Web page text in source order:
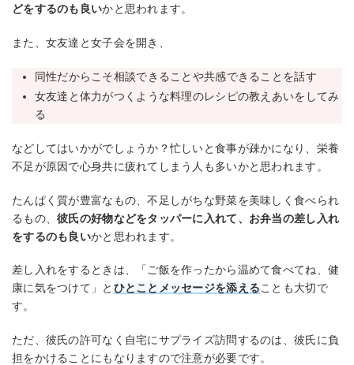
どをするのも良いかと思われます。
また、女友達と女子会を開き、
同性だからこそ相談できることや共感できることを話す
女友達と体力がつくような料理のレシピの教えあいをしてみ
る
などしてはいかがでしょうか？忙しいと食事が疎かになり、栄養
不足が原因で心身共に疲れてしまう人も多いかと思われます。
たんぱく質が豊富なもの、不足しがちな野菜を美味しく食べられ
るもの、彼氏の好物などをタッパーに入れて、お弁当の差し入れ
をするのも良いかと思われます。
差し入れをするときは、「ご飯を作ったから温めて食べてね、健
康に気をつけて」と ひとことメッセージを添えることも大切で
す。
ただ、彼氏の許可なく自宅にサプライズ訪問するのは、彼氏に負
担をかけることにもなりますので注意が必要です。